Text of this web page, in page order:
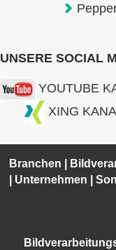
UNSERE SOCIAL
YOUTUBE
XING
Branchen
Unternehmen |